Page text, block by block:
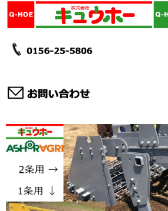
TOP
カタログ・冊子 DL
説明書
製品一覧